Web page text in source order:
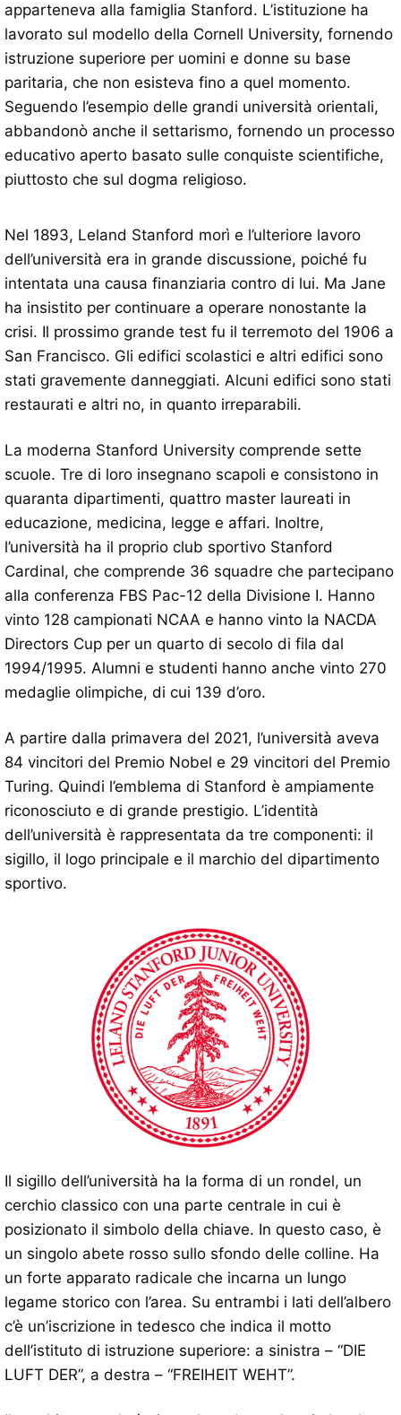
apparteneva alla famiglia Stanford. L’istituzione ha
lavorato sul modello della Cornell University, fornendo
istruzione superiore per uomini e donne su base
paritaria, che non esisteva fino a quel momento.
Seguendo l’esempio delle grandi università orientali,
abbandonò anche il settarismo, fornendo un processo
educativo aperto basato sulle conquiste scientifiche,
piuttosto che sul dogma religioso.
Nel 1893, Leland Stanford morì e l’ulteriore lavoro
dell’università era in grande discussione, poiché fu
intentata una causa finanziaria contro di lui. Ma Jane
ha insistito per continuare a operare nonostante la
crisi. Il prossimo grande test fu il terremoto del 1906 a
San Francisco. Gli edifici scolastici e altri edifici sono
stati gravemente danneggiati. Alcuni edifici sono stati
restaurati e altri no, in quanto irreparabili.
La moderna Stanford University comprende sette
scuole. Tre di loro insegnano scapoli e consistono in
quaranta dipartimenti, quattro master laureati in
educazione, medicina, legge e affari. Inoltre,
l’università ha il proprio club sportivo Stanford
Cardinal, che comprende 36 squadre che partecipano
alla conferenza FBS Pac-12 della Divisione I. Hanno
vinto 128 campionati NCAA e hanno vinto la NACDA
Directors Cup per un quarto di secolo di fila dal
1994/1995. Alumni e studenti hanno anche vinto 270
medaglie olimpiche, di cui 139 d’oro.
A partire dalla primavera del 2021, l’università aveva
84 vincitori del Premio Nobel e 29 vincitori del Premio
Turing. Quindi l’emblema di Stanford è ampiamente
riconosciuto e di grande prestigio. L’identità
dell’università è rappresentata da tre componenti: il
sigillo, il logo principale e il marchio del dipartimento
sportivo.
Il sigillo dell’università ha la forma di un rondel, un
cerchio classico con una parte centrale in cui è
posizionato il simbolo della chiave. In questo caso, è
un singolo abete rosso sullo sfondo delle colline. Ha
un forte apparato radicale che incarna un lungo
legame storico con l’area. Su entrambi i lati dell’albero
c’è un’iscrizione in tedesco che indica il motto
dell’istituto di istruzione superiore: a sinistra – “DIE
LUFT DER”, a destra – “FREIHEIT WEHT”.